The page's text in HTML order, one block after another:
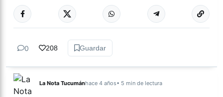
ACTUALIDAD Más
0 208 Guardar
La Nota Tucumánhace 4 años• 5 min de lectura